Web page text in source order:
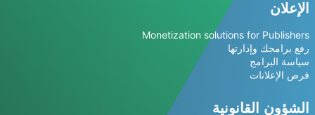
الإعلان
Monetization solutions for Publishers
رفع برامجك وإدارتها
سياسة البرامج
فرص الإعلانات
الشؤون القانونية